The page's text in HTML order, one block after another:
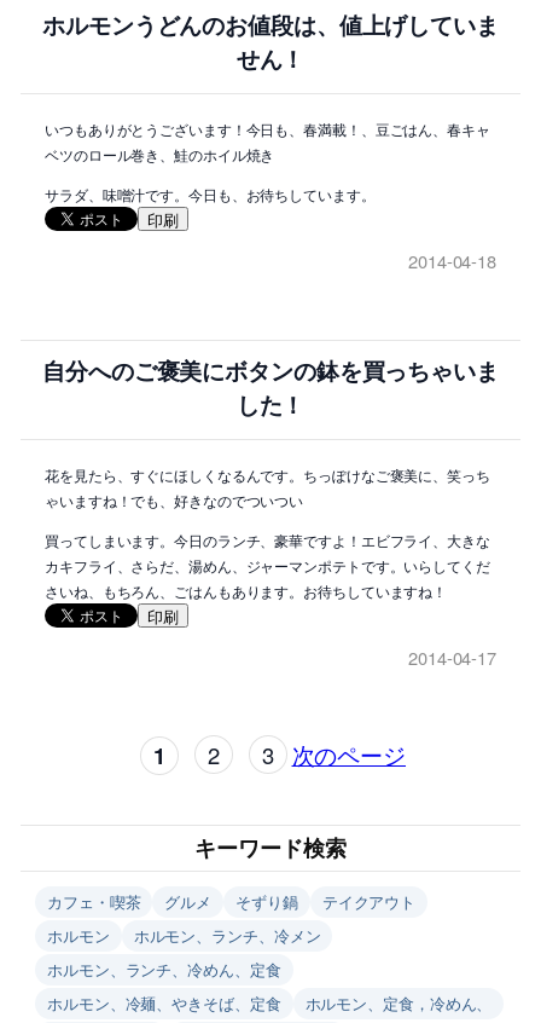
ホルモンうどんのお値段は、値上げしていま
せん！
いつもありがとうございます！今日も、春満載！、豆ごはん、春キャ
ベツのロール巻き、鮭のホイル焼き
サラダ、味噌汁です。今日も、お待ちしています。
印刷
2014-04-18
自分へのご褒美にボタンの鉢を買っちゃいま
した！
花を見たら、すぐにほしくなるんです。ちっぽけなご褒美に、笑っち
ゃいますね！でも、好きなのでついつい
買ってしまいます。今日のランチ、豪華ですよ！エビフライ、大きな
カキフライ、さらだ、湯めん、ジャーマンポテトです。いらしてくだ
さいね、もちろん、ごはんもあります。お待ちしていますね！
印刷
2014-04-17
1 2 3 次のページ
キーワード検索
カフェ・喫茶 グルメ そずり鍋
テイクアウト
ホルモン
ホルモン、ランチ、冷メン
ホルモン、ランチ、冷めん、定食
ホルモン、冷麺、やきそば、定食
ホルモン、定食，冷めん、